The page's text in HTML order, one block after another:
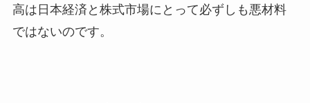
高は日本経済と株式市場にとって必ずしも悪材料
ではないのです。